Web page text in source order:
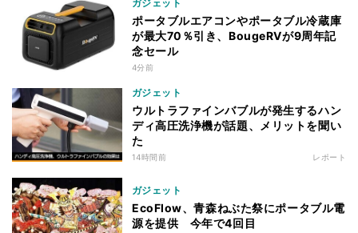
ガジェット
ポータブルエアコンやポータブル冷蔵庫
が最大70％引き、BougeRVが9周年記
念セール
4分前
ガジェット
ウルトラファインバブルが発生するハン
ディ高圧洗浄機が話題、メリットを聞い
た
14時間前 レポート
ガジェット
EcoFlow、青森ねぶた祭にポータブル電
源を提供 今年で4回目